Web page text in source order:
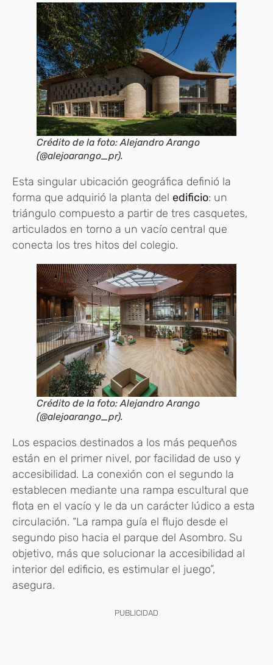
Crédito de la foto: Alejandro Arango
(@alejoarango_pr).
Esta singular ubicación geográfica definió la
forma que adquirió la planta del edificio: un
triángulo compuesto a partir de tres casquetes,
articulados en torno a un vacío central que
conecta los tres hitos del colegio.
Crédito de la foto: Alejandro Arango
(@alejoarango_pr).
Los espacios destinados a los más pequeños
están en el primer nivel, por facilidad de uso y
accesibilidad. La conexión con el segundo la
establecen mediante una rampa escultural que
flota en el vacío y le da un carácter lúdico a esta
circulación. “La rampa guía el flujo desde el
segundo piso hacia el parque del Asombro. Su
objetivo, más que solucionar la accesibilidad al
interior del edificio, es estimular el juego”,
asegura.
PUBLICIDAD